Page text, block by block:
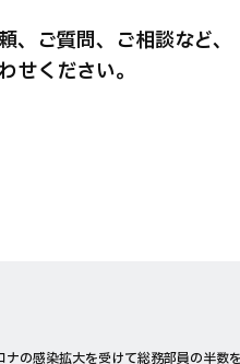
、ご質問、ご相談など、
せください。
ナの感染拡大を受けて総務部員の半数